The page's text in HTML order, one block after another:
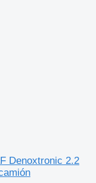
Denoxtronic 2.2